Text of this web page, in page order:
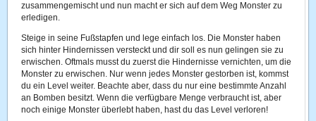
zusammengemischt und nun macht er sich auf dem Weg Monster zu
erledigen.
Steige in seine Fußstapfen und lege einfach los. Die Monster haben
sich hinter Hindernissen versteckt und dir soll es nun gelingen sie zu
erwischen. Oftmals musst du zuerst die Hindernisse vernichten, um die
Monster zu erwischen. Nur wenn jedes Monster gestorben ist, kommst
du ein Level weiter. Beachte aber, dass du nur eine bestimmte Anzahl
an Bomben besitzt. Wenn die verfügbare Menge verbraucht ist, aber
noch einige Monster überlebt haben, hast du das Level verloren!